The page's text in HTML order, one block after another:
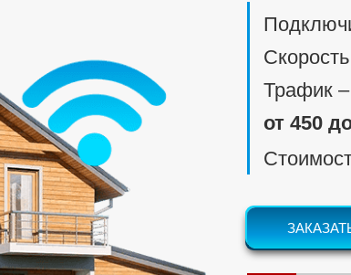
Трафик ‒
от 450